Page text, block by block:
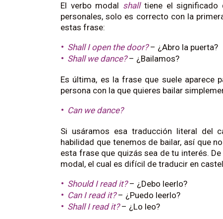
El verbo modal shall tiene el significado
personales, solo es correcto con la
estas frase:
Shall I open the door?– ¿Abro la puerta?
Shall we dance?– ¿Bailamos?
Es última, es la frase que suele aparece
persona con la que quieres bailar
Can we dance?
Si usáramos esa traducción literal del
habilidad que tenemos de bailar, así que
esta frase que quizás sea de tu interés.
modal, el cual es difícil de traducir en
Should I read it?– ¿Debo leerlo?
Can I read it?– ¿Puedo leerlo?
Shall I read it?– ¿Lo leo?